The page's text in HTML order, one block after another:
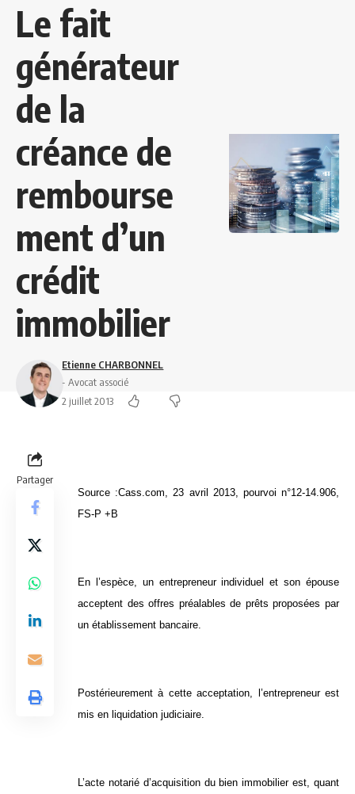
Le fait
générateur
de la
créance de
rembourse
ment d’un
crédit
immobilier
Etienne CHARBONNEL
- Avocat associé
2 juillet 2013
Partager
Source :Cass.com, 23 avril 2013, pourvoi n°12-14.906,
FS-P +B
En l’espèce, un entrepreneur individuel et son épouse
acceptent des offres préalables de prêts proposées par
un établissement bancaire.
Postérieurement à cette acceptation, l’entrepreneur est
mis en liquidation judiciaire.
L’acte notarié d’acquisition du bien immobilier est, quant